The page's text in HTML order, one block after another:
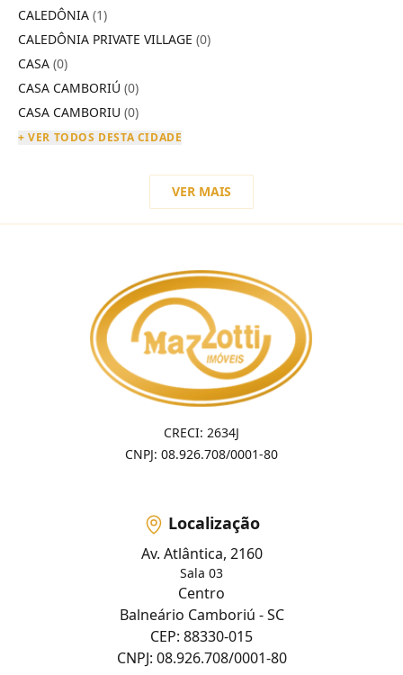
CALEDÔNIA (1)
CALEDÔNIA PRIVATE VILLAGE (0)
CASA (0)
CASA CAMBORIÚ (0)
CASA CAMBORIU (0)
+ VER TODOS DESTA CIDADE
VER MAIS
CRECI: 2634J
CNPJ: 08.926.708/0001-80
Localização
Av. Atlântica, 2160
Sala 03
Centro
Balneário Camboriú - SC
CEP: 88330-015
CNPJ: 08.926.708/0001-80